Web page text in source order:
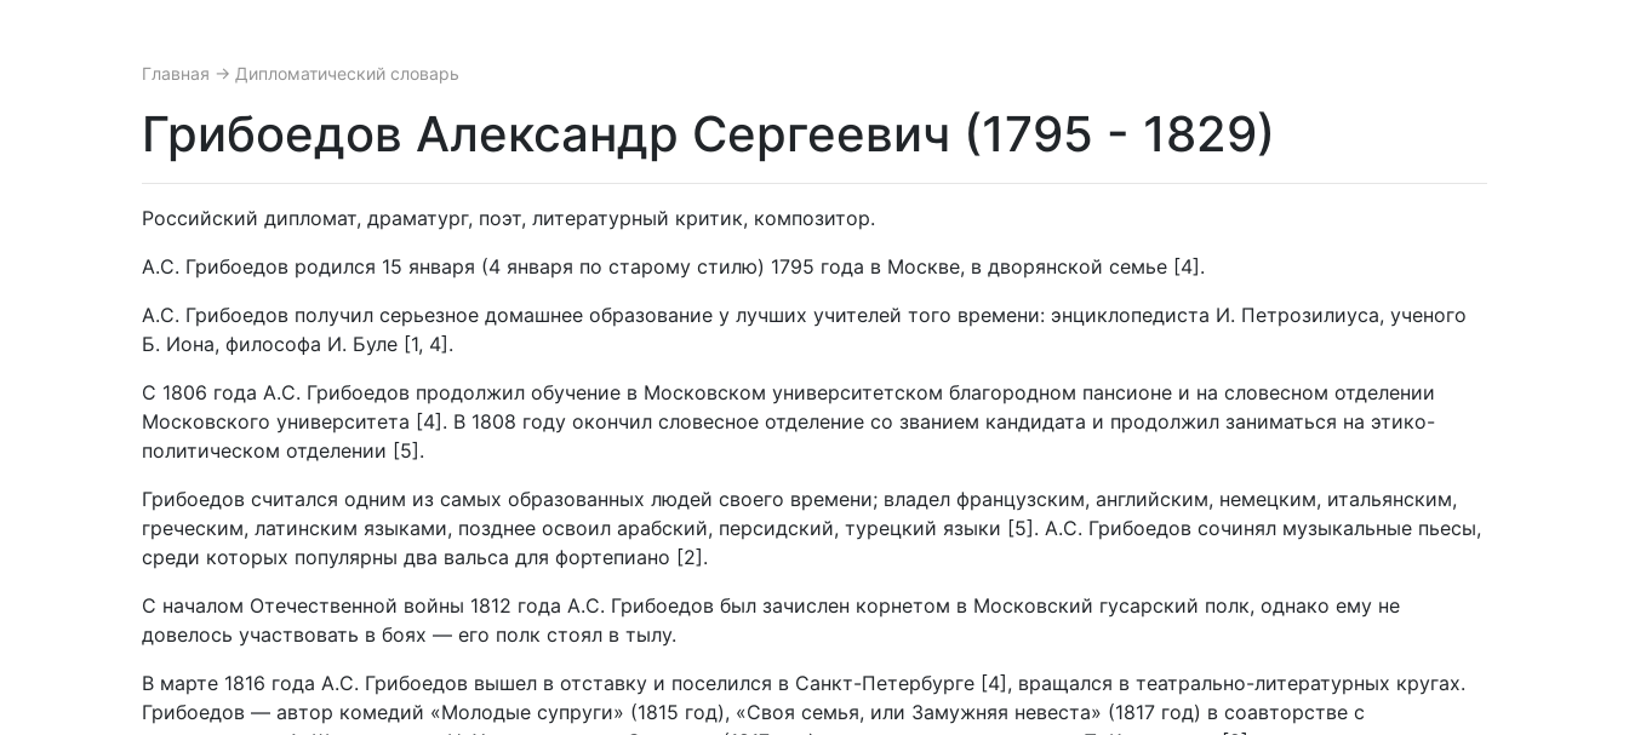
Главная → Дипломатический словарь
Грибоедов Александр Сергеевич (1795 - 1829)
Российский дипломат, драматург, поэт, литературный критик, композитор.
А.С. Грибоедов родился 15 января (4 января по старому стилю) 1795 года в Москве, в дворянской семье [4].
А.С. Грибоедов получил серьезное домашнее образование у лучших учителей того времени: энциклопедиста И. Петрозилиуса, ученого
Б. Иона, философа И. Буле [1, 4].
С 1806 года А.С. Грибоедов продолжил обучение в Московском университетском благородном пансионе и на словесном отделении
Московского университета [4]. В 1808 году окончил словесное отделение со званием кандидата и продолжил заниматься на этико-
политическом отделении [5].
Грибоедов считался одним из самых образованных людей своего времени; владел французским, английским, немецким, итальянским,
греческим, латинским языками, позднее освоил арабский, персидский, турецкий языки [5]. А.С. Грибоедов сочинял музыкальные пьесы,
среди которых популярны два вальса для фортепиано [2].
С началом Отечественной войны 1812 года А.С. Грибоедов был зачислен корнетом в Московский гусарский полк, однако ему не
довелось участвовать в боях — его полк стоял в тылу.
В марте 1816 года А.С. Грибоедов вышел в отставку и поселился в Санкт-Петербурге [4], вращался в театрально-литературных кругах.
Грибоедов — автор комедий «Молодые супруги» (1815 год), «Своя семья, или Замужняя невеста» (1817 год) в соавторстве с